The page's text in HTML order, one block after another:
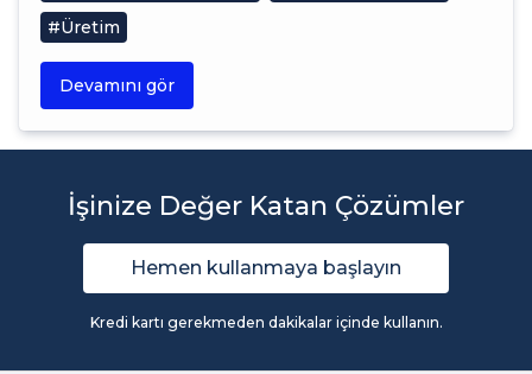
#Üretim
Devamını gör
İşinize Değer Katan Çözümler
Hemen kullanmaya başlayın
Kredi kartı gerekmeden dakikalar içinde kullanın.